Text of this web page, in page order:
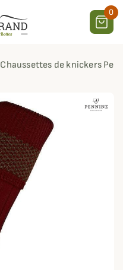
0
Chaussettes de knickers